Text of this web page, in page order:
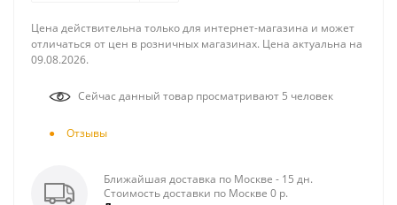
Цена действительна только для интернет-магазина и может
отличаться от цен в розничных магазинах. Цена актуальна на
09.08.2026.
Сейчас данный товар просматривают 5 человек
Отзывы
Ближайшая доставка по Москве - 15 дн.
Стоимость доставки по Москве 0 р.